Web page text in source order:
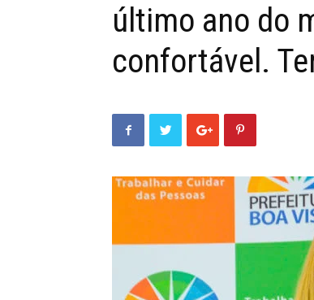
último ano do
confortável.